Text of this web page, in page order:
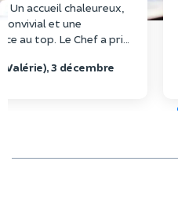
! Un accueil chaleureux,
convivial et une
au top. Le Chef a pris
et nous a guidés avec
(Valérie), 3 décembre